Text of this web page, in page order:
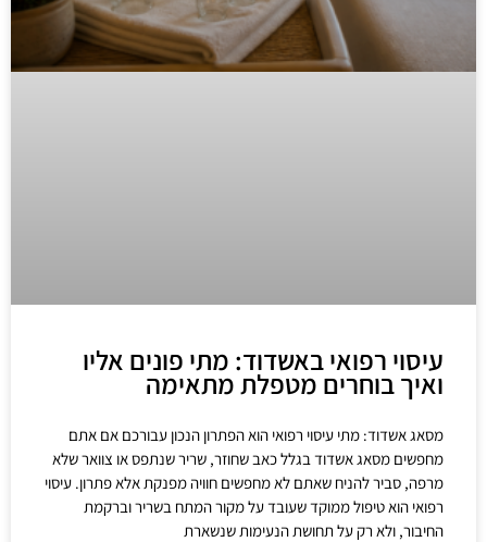
עיסוי רפואי באשדוד: מתי פונים אליו
ואיך בוחרים מטפלת מתאימה
מסאג אשדוד: מתי עיסוי רפואי הוא הפתרון הנכון עבורכם אם אתם
מחפשים מסאג אשדוד בגלל כאב שחוזר, שריר שנתפס או צוואר שלא
מרפה, סביר להניח שאתם לא מחפשים חוויה מפנקת אלא פתרון. עיסוי
רפואי הוא טיפול ממוקד שעובד על מקור המתח בשריר וברקמת
החיבור, ולא רק על תחושת הנעימות שנשארת